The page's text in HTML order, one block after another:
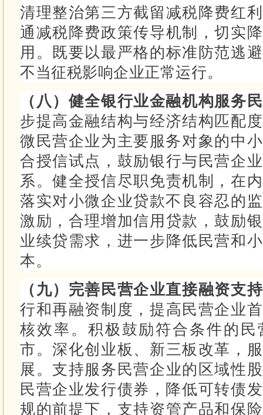
清理整治第三方截留减税降费红
通减税降费政策传导机制，切实
用。 既要以最严格的标准防范逃
不当征税影响企业正常运行。
（八）健全银行业金融机构服务
步提高金融结构与经济结构匹配
微民营企业为主要服务对象的中
合授信试点，鼓励银行与民营企
系。健全授信尽职免责机制，在
落实对小微企业贷款不良容忍的
激励，合理增加信用贷款，鼓励
业续贷需求，进一步降低民营和
本。
（九）完善民营企业直接融资支
行和再融资制度，提高民营企业
核效率。 积极鼓励符合条件的
市。深化创业板、新三板改革，
展。 支持服务民营企业的区域性
民营企业发行债券，降低可转债
规的前提下，支持资管产品和保